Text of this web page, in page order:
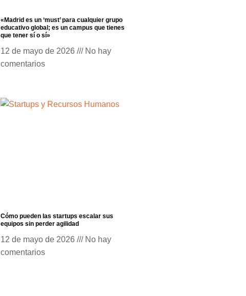
«Madrid es un ‘must’ para cualquier grupo
educativo global; es un campus que tienes
que tener sí o sí»
12 de mayo de 2026
No hay
comentarios
Cómo pueden las startups escalar sus
equipos sin perder agilidad
12 de mayo de 2026
No hay
comentarios